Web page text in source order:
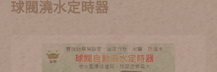
球閥澆水定時器